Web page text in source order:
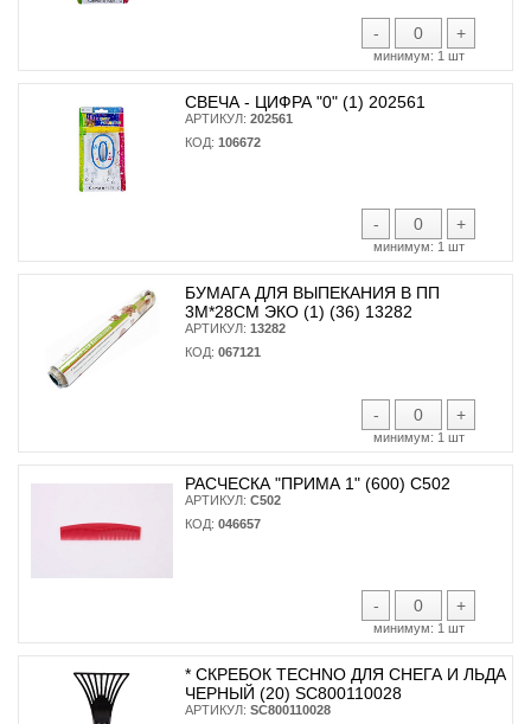
- +
минимум: 1 шт
СВЕЧА - ЦИФРА "0" (1) 202561
АРТИКУЛ: 202561
КОД: 106672
- +
минимум: 1 шт
БУМАГА ДЛЯ ВЫПЕКАНИЯ В ПП
3М*28СМ ЭКО (1) (36) 13282
АРТИКУЛ: 13282
КОД: 067121
- +
минимум: 1 шт
РАСЧЕСКА "ПРИМА 1" (600) С502
АРТИКУЛ: С502
КОД: 046657
- +
минимум: 1 шт
* CКРЕБОК TECHNO ДЛЯ СНЕГА И ЛЬДА
ЧЕРНЫЙ (20) SC800110028
АРТИКУЛ: SC800110028